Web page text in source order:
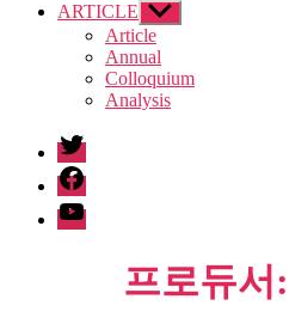
ARTICLE Show
sub
menu
Article
Annual
Colloquium
Analysis
twitter
facebook
Youtube
프로듀서: